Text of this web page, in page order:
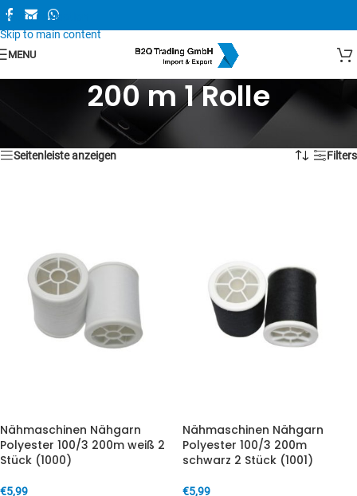
Skip to navigation
Skip to main content
MENU
200 m 1 Rolle
Alle 2 Ergebnisse werden angezeigt
Seitenleiste anzeigen Filters
Nähmaschinen Nähgarn
Polyester 100/3 200m weiß 2
Stück (1000)
€5,99
Nähmaschinen Nähgarn
Polyester 100/3 200m
schwarz 2 Stück (1001)
€5,99